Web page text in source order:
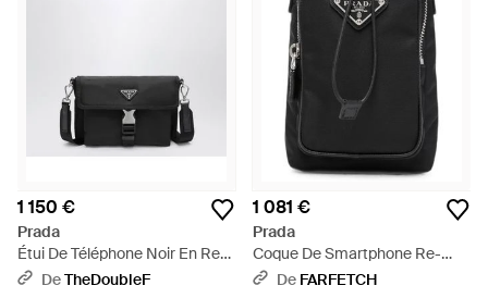
1 150 €
Prada
Étui De Téléphone Noir En Re-
Nylon - Noir
DeTheDoubleF
1 081 €
Prada
Coque De Smartphone Re-
Nylon À Logo Triangulaire - Noir
De FARFETCH